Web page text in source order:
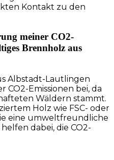
Kontakt zu den
meiner CO2-
Brennholz aus
Albstadt-Lautlingen
Emissionen bei, da
Wäldern stammt.
Holz wie FSC- oder
eine umweltfreundliche
dabei, die CO2-